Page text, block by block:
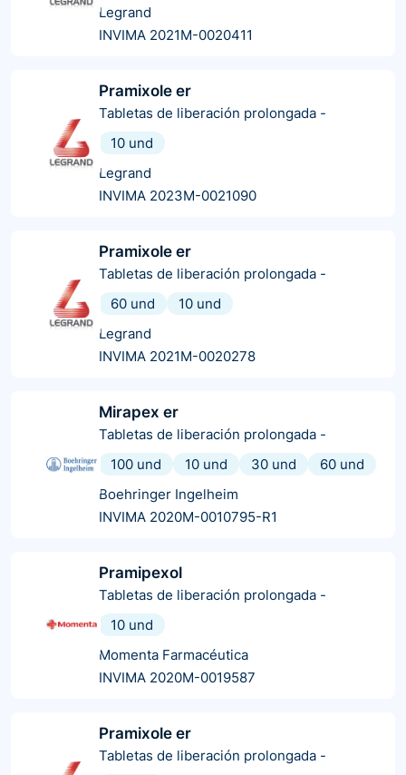
Legrand
INVIMA 2021M-0020411
Pramixole er
Tabletas de liberación prolongada -
10 und
Legrand
INVIMA 2023M-0021090
Pramixole er
Tabletas de liberación prolongada -
60 und
10 und
Legrand
INVIMA 2021M-0020278
Mirapex er
Tabletas de liberación prolongada -
100 und
10 und 30 und
60 und
Boehringer Ingelheim
INVIMA 2020M-0010795-R1
Pramipexol
Tabletas de liberación prolongada -
10 und
Momenta Farmacéutica
INVIMA 2020M-0019587
Pramixole er
Tabletas de liberación prolongada -